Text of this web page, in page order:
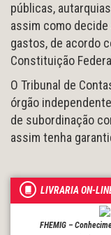
públicas,
assim como
gastos, de acordo
Constituição
O Tribunal de
órgão
de subordinação
assim tenha
LIVRARIA ON-
FHEMIG –